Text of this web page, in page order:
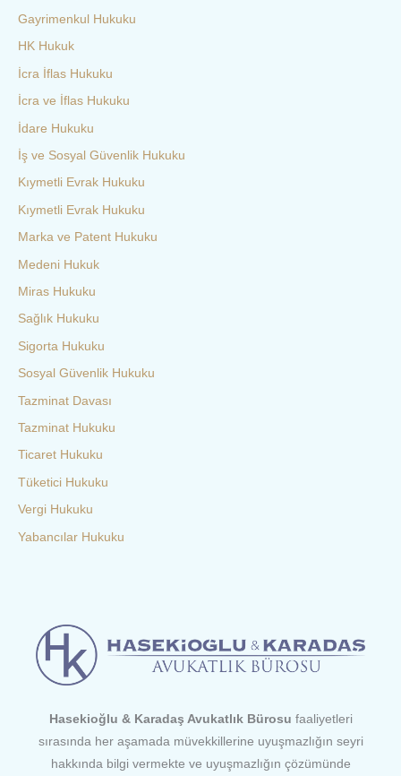
Gayrimenkul Hukuku
HK Hukuk
İcra İflas Hukuku
İcra ve İflas Hukuku
İdare Hukuku
İş ve Sosyal Güvenlik Hukuku
Kıymetli Evrak Hukuku
Kıymetli Evrak Hukuku
Marka ve Patent Hukuku
Medeni Hukuk
Miras Hukuku
Sağlık Hukuku
Sigorta Hukuku
Sosyal Güvenlik Hukuku
Tazminat Davası
Tazminat Hukuku
Ticaret Hukuku
Tüketici Hukuku
Vergi Hukuku
Yabancılar Hukuku
Hasekioğlu & Karadaş Avukatlık Bürosu faaliyetleri
sırasında her aşamada müvekkillerine uyuşmazlığın seyri
hakkında bilgi vermekte ve uyuşmazlığın çözümünde